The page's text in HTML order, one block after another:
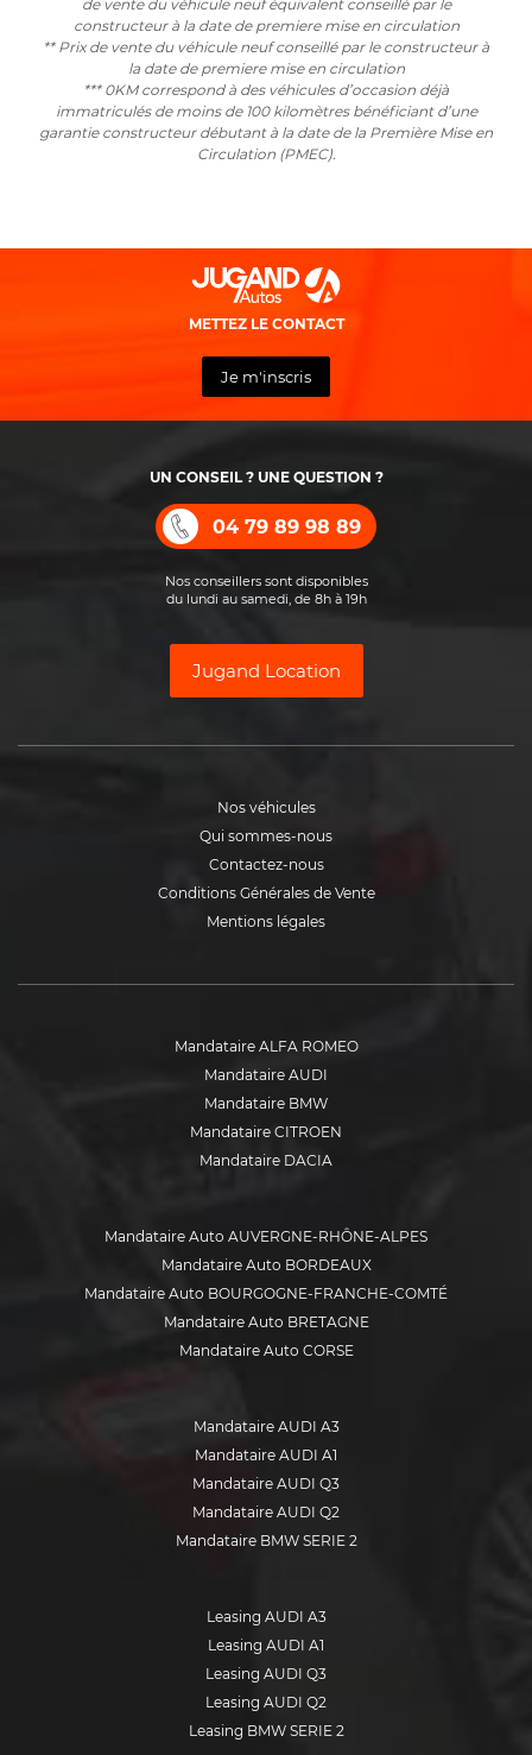
de vente du véhicule neuf équivalent conseillé par le
constructeur à la date de premiere mise en circulation
** Prix de vente du véhicule neuf conseillé par le constructeur à
la date de premiere mise en circulation
*** 0KM correspond à des véhicules d’occasion déjà
immatriculés de moins de 100 kilomètres bénéficiant d’une
garantie constructeur débutant à la date de la Première Mise en
Circulation (PMEC).
METTEZ LE CONTACT
Je m'inscris
UN CONSEIL ? UNE QUESTION ?
04 79 89 98 89
Nos conseillers sont disponibles
du lundi au samedi, de 8h à 19h
Jugand Location
Nos véhicules
Qui sommes-nous
Contactez-nous
Conditions Générales de Vente
Mentions légales
Mandataire ALFA ROMEO
Mandataire AUDI
Mandataire BMW
Mandataire CITROEN
Mandataire DACIA
Mandataire FORD
Mandataire HYUNDAI
Mandataire ISUZU
Mandataire JEEP
Mandataire KIA
Mandataire MINI
Mandataire MITSUBISHI
Mandataire NISSAN
Mandataire OPEL
Mandataire PEUGEOT
Mandataire SKODA
Mandataire SUZUKI
Mandataire TOYOTA
Mandataire VOLKSWAGEN
Mandataire VOLVO
Mandataire Auto AUVERGNE-RHÔNE-ALPES
Mandataire Auto BORDEAUX
Mandataire Auto BOURGOGNE-FRANCHE-COMTÉ
Mandataire Auto BRETAGNE
Mandataire Auto CORSE
Mandataire Auto HAUTS-DE-FRANCE
Mandataire Auto ÎLE-DE-FRANCE
Mandataire Auto ISÈRE
Mandataire Auto LILLE
Mandataire Auto LOIRE
Mandataire Auto MONTPELLIER
Mandataire Auto NANTES
Mandataire Auto NICE
Mandataire Auto NORMANDIE
Mandataire Auto NOUVELLE-AQUITAINE
Mandataire AUDI A3
Mandataire AUDI A1
Mandataire AUDI Q3
Mandataire AUDI Q2
Mandataire BMW SERIE 2
Mandataire BMW X2
Mandataire BMW X3
Mandataire BMW X4
Mandataire CITROEN C3
Mandataire CITROEN C3 AIRCROSS
Leasing AUDI A3
Leasing AUDI A1
Leasing AUDI Q3
Leasing AUDI Q2
Leasing BMW SERIE 2